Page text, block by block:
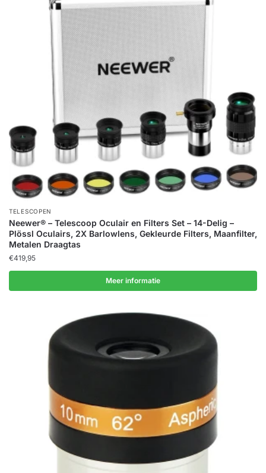
TELESCOPEN
Neewer® – Telescoop Oculair en Filters Set – 14-Delig –
Plössl Oculairs, 2X Barlowlens, Gekleurde Filters, Maanfilter,
Metalen Draagtas
€419,95
Meer informatie